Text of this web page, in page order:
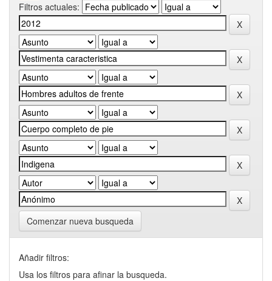
Filtros actuales:
Comenzar nueva busqueda
Añadir filtros:
Usa los filtros para afinar la busqueda.